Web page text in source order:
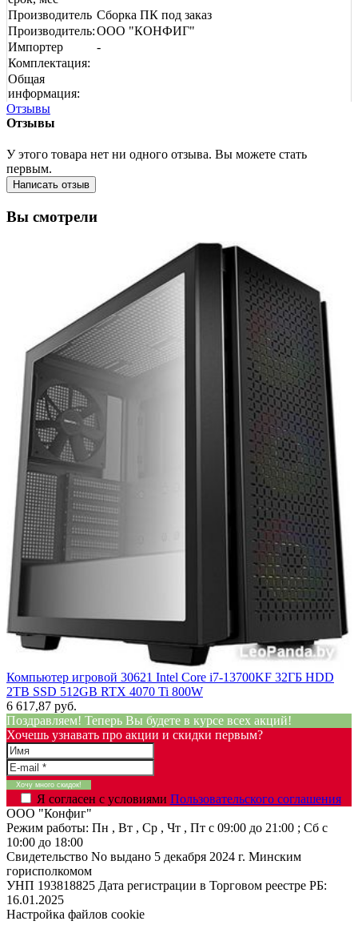
Производитель Сборка ПК под заказ
Производитель:ООО "КОНФИГ"
Импортер
-
Комплектация:
Общая
информация:
Отзывы
Отзывы
У этого товара нет ни одного отзыва. Вы можете стать
первым.
Написать отзыв
Вы смотрели
Компьютер игровой 30621 Intel Core i7-13700KF 32ГБ HDD
2TB SSD 512GB RTX 4070 Ti 800W
6 617,87 руб.
Поздравляем! Теперь Вы будете в курсе всех акций!
Хочешь узнавать про акции и скидки первым?
Я согласен с условиями Пользовательского соглашения
ООО "Конфиг"
Режим работы: Пн , Вт , Ср , Чт , Пт c 09:00 до 21:00 ; Сб c
10:00 до 18:00
Свидетельство No выдано 5 декабря 2024 г. Минским
горисполкомом
УНП 193818825 Дата регистрации в Торговом реестре РБ:
16.01.2025
Настройка файлов cookie